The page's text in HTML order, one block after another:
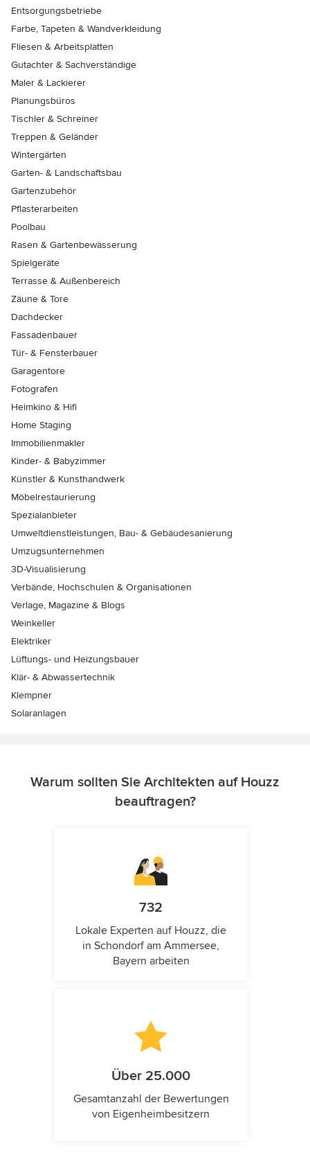
Entsorgungsbetriebe
Farbe, Tapeten & Wandverkleidung
Fliesen & Arbeitsplatten
Gutachter & Sachverständige
Maler & Lackierer
Planungsbüros
Tischler & Schreiner
Treppen & Geländer
Wintergärten
Garten- & Landschaftsbau
Gartenzubehör
Pflasterarbeiten
Poolbau
Rasen & Gartenbewässerung
Spielgeräte
Terrasse & Außenbereich
Zäune & Tore
Dachdecker
Fassadenbauer
Tür- & Fensterbauer
Garagentore
Fotografen
Heimkino & Hifi
Home Staging
Immobilienmakler
Kinder- & Babyzimmer
Künstler & Kunsthandwerk
Möbelrestaurierung
Spezialanbieter
Umweltdienstleistungen, Bau- & Gebäudesanierung
Umzugsunternehmen
3D-Visualisierung
Verbände, Hochschulen & Organisationen
Verlage, Magazine & Blogs
Weinkeller
Elektriker
Lüftungs- und Heizungsbauer
Klär- & Abwassertechnik
Klempner
Solaranlagen
Warum sollten Sie Architekten auf Houzz
beauftragen?
732
Lokale Experten auf Houzz, die
in Schondorf am Ammersee,
Bayern arbeiten
Über 25.000
Gesamtanzahl der Bewertungen
von Eigenheimbesitzern